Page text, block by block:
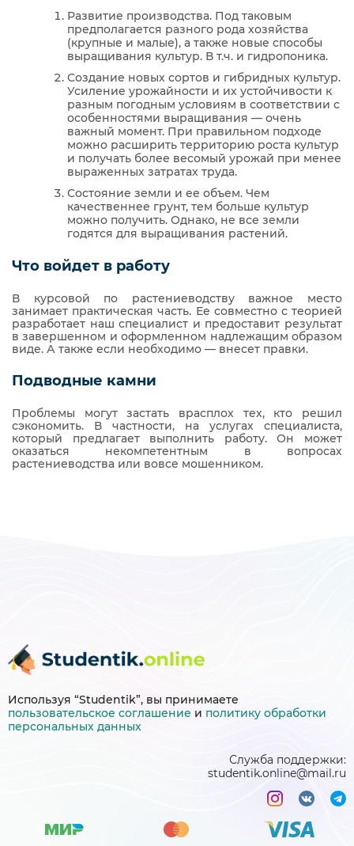
Развитие производства. Под таковым
предполагается разного рода хозяйства
(крупные и малые), а также новые способы
выращивания культур. В т.ч. и гидропоника.
Создание новых сортов и гибридных культур.
Усиление урожайности и их устойчивости к
разным погодным условиям в соответствии с
особенностями выращивания — очень
важный момент. При правильном подходе
можно расширить территорию роста культур
и получать более весомый урожай при менее
выраженных затратах труда.
Состояние земли и ее объем. Чем
качественнее грунт, тем больше культур
можно получить. Однако, не все земли
годятся для выращивания растений.
Что войдет в работу
В курсовой по растениеводству важное место
занимает практическая часть. Ее совместно с теорией
разработает наш специалист и предоставит результат
в завершенном и оформленном надлежащим образом
виде. А также если необходимо — внесет правки.
Подводные камни
Проблемы могут застать врасплох тех, кто решил
сэкономить. В частности, на услугах специалиста,
который предлагает выполнить работу. Он может
оказаться некомпетентным в вопросах
растениеводства или вовсе мошенником.
Используя “Studentik”, вы принимаете
пользовательское соглашение и политику обработки
персональных данных
Служба поддержки:
studentik.online@mail.ru